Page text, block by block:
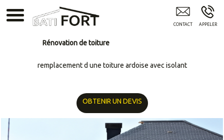
Rénovation de toiture
remplacement d une toiture ardoise avec isolant
OBTENIR UN DEVIS